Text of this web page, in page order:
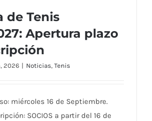
Tenis 2026/2027: Apertura
plazo de inscripción
de Tenis
Apertura plazo
2026 | Noticias, Tenis
miércoles 16 de Septiembre.
SOCIOS a partir del 16 de